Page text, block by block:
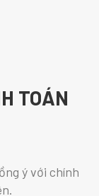
TOÁN
ý với chính